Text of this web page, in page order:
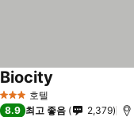
3 성급 호텔
Biocity
8.9 최고 좋음 2,379